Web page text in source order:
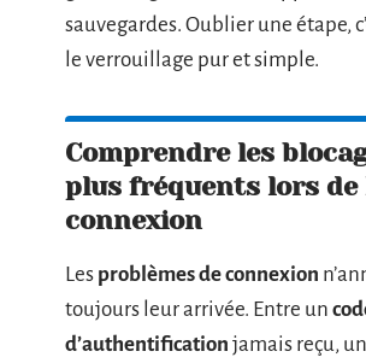
sauvegardes. Oublier une étape,
le verrouillage pur et simple.
Comprendre les
plus fréquents lors de
connexion
Les problèmes de connexion
toujours leur arrivée. Entre un
d’authentification jamais reçu, un